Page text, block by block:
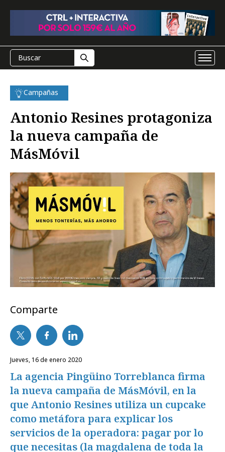
Campañas
Antonio Resines protagoniza
la nueva campaña de
MásMóvil
Comparte
jueves, 16 de enero 2020
La agencia Pingüino Torreblanca firma
la nueva campaña de MásMóvil, en la
que Antonio Resines utiliza un cupcake
como metáfora para explicar los
servicios de la operadora: pagar por lo
que necesitas (la magdalena de toda la